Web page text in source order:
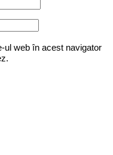
ul web în acest navigator